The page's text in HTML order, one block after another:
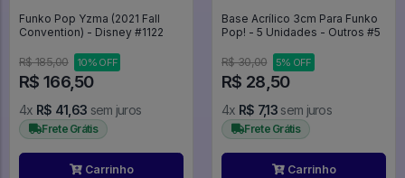
Funko Pop Yzma (2021 Fall
Convention) - Disney #1122
R$ 185,00 10% OFF
R$ 166,50
4x R$ 41,63 sem juros
Frete Grátis
Carrinho
Base Acrílico 3cm Para Funko
Pop! - 5 Unidades - Outros #5
R$ 30,00 5% OFF
R$ 28,50
4x R$ 7,13 sem juros
Frete Grátis
Carrinho